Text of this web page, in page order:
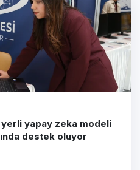
yapay zeka modeli
destek oluyor